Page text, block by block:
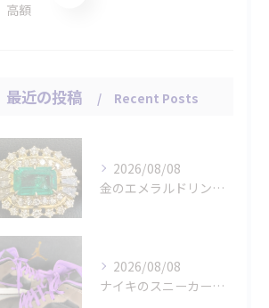
高額
最近の投稿 Recent Posts
2026/08/08
金のエメラルドリングをお買取りさせていただきました。
2026/08/08
ナイキのスニーカー「エアジョーダン １ミッド パロミノ」をお...